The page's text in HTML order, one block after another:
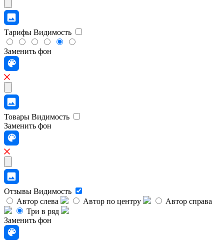
Тарифы Видимость
Заменить фон
Товары Видимость
Заменить фон
Отзывы Видимость
Автор слева
Автор по центру
Автор справа
Три в ряд
Заменить фон